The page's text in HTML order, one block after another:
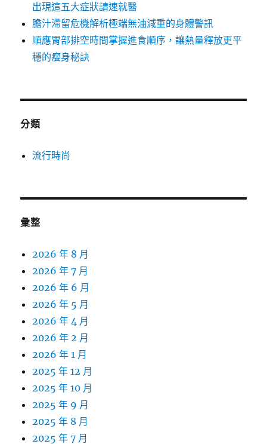
出現這五大症狀請速就醫
膽汁滯留危機解析極端無油減重的身體警訊
順應胃部排空時間掌握進食順序，讓熱量釋放更平
穩的瘦身秘訣
分類
流行時尚
彙整
2026 年 8 月
2026 年 7 月
2026 年 6 月
2026 年 5 月
2026 年 4 月
2026 年 2 月
2026 年 1 月
2025 年 12 月
2025 年 10 月
2025 年 9 月
2025 年 8 月
2025 年 7 月